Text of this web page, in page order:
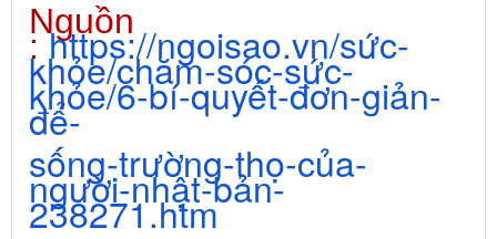
Nguồn
:https://ngoisao.vn/sức-
khỏe/chăm-sóc-sức-
khỏe/6-bí-quyết-đơn-giản-
để-
sống-trường-thọ-của-
người-nhật-bản-
238271.htm